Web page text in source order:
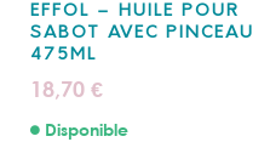
EFFOL – HUILE POUR
SABOT AVEC PINCEAU
475ML
18,70 €
Disponible